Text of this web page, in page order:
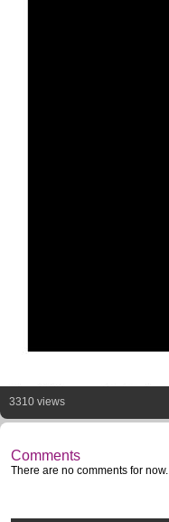
3310 views
Comments
There are no comments for now.